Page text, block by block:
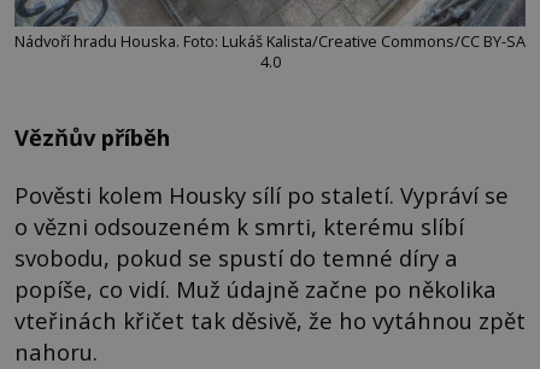
Nádvoří hradu Houska. Foto: Lukáš Kalista/Creative Commons/CC BY-SA
4.0
Vězňův příběh
Pověsti kolem Housky sílí po staletí. Vypráví se
o vězni odsouzeném k smrti, kterému slíbí
svobodu, pokud se spustí do temné díry a
popíše, co vidí. Muž údajně začne po několika
vteřinách křičet tak děsivě, že ho vytáhnou zpět
nahoru.